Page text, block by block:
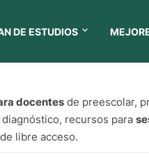
DE ESTUDIOS
docentes de preescolar,
recursos para
libre acceso.